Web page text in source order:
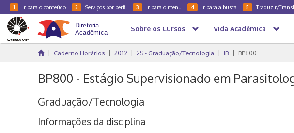
1 Ir para o conteúdo 2 Serviços por perfil 3 Ir para o menu 4 Ir para a busca 5 Traduzir/
Sobre os Cursos Vida Acadêmica
Caderno Horários 2019 2S - Graduação/Tecnologia IB BP800
BP800 - Estágio Supervisionado em
Graduação/Tecnologia
Informações da disciplina